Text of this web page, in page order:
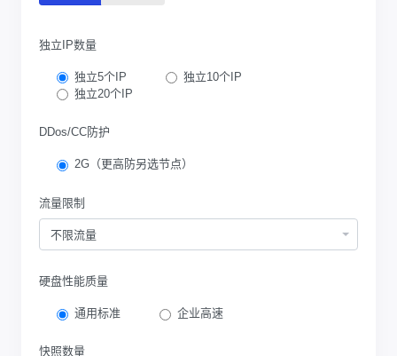
独立IP数量
独立5个IP
独立10个IP
独立20个IP
DDos/CC防护
2G（更高防另选节点）
流量限制
不限流量
硬盘性能质量
通用标准 企业高速
快照数量